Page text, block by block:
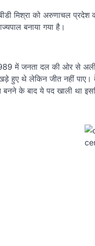
मिश्रा को अरुणाचल
बनाया गया है।
में जनता दल की ओर से
हुए थे लेकिन जीत नहीं
के बाद ये पद खाली था